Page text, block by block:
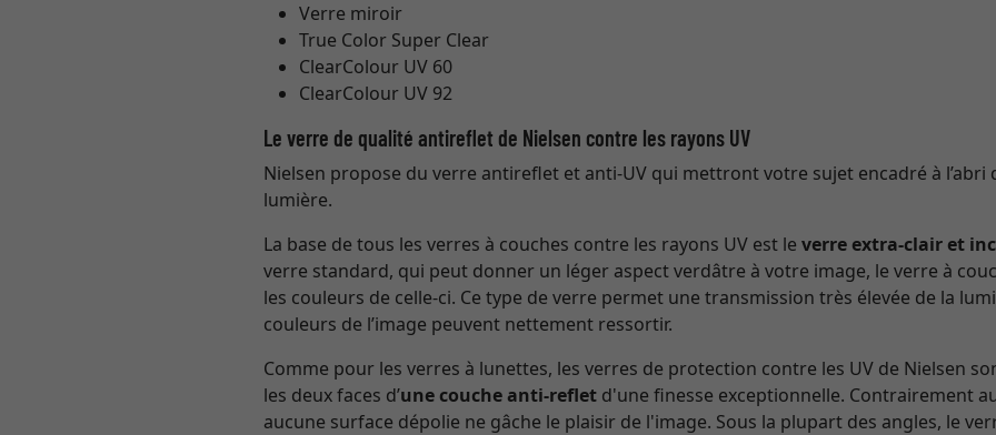
Verre miroir
True Color Super Clear
ClearColour UV 60
ClearColour UV 92
Le verre de qualité antireflet de Nielsen contre les rayons UV
Nielsen propose du verre antireflet et anti-UV qui mettront votre sujet encadré à l’abri
lumière.
La base de tous les verres à couches contre les rayons UV est leverre extra-clair et
verre standard, qui peut donner un léger aspect verdâtre à votre image, le verre à
les couleurs de celle-ci. Ce type de verre permet une transmission très élevée de la
couleurs de l’image peuvent nettement ressortir.
Comme pour les verres à lunettes, les verres de protection contre les UV de Nielsen
les deux faces d’une couche anti-reflet d'une finesse exceptionnelle. Contrairement
aucune surface dépolie ne gâche le plaisir de l'image. Sous la plupart des angles, le